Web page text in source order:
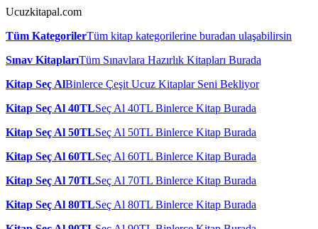
Ucuzkitapal.com
Tüm KategorilerTüm kitap kategorilerine buradan ulaşabilirsin
Sınav KitaplarıTüm Sınavlara Hazırlık Kitapları Burada
Kitap Seç AlBinlerce Çeşit Ucuz Kitaplar Seni Bekliyor
Kitap Seç Al 40TLSeç Al 40TL Binlerce Kitap Burada
Kitap Seç Al 50TLSeç Al 50TL Binlerce Kitap Burada
Kitap Seç Al 60TLSeç Al 60TL Binlerce Kitap Burada
Kitap Seç Al 70TLSeç Al 70TL Binlerce Kitap Burada
Kitap Seç Al 80TLSeç Al 80TL Binlerce Kitap Burada